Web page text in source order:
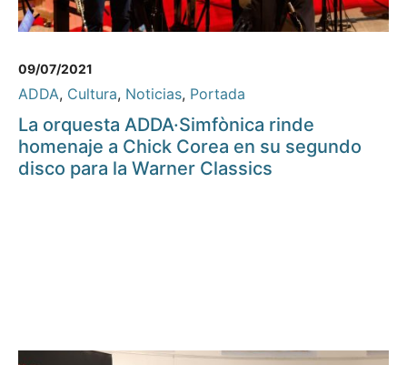
09/07/2021
ADDA, Cultura, Noticias, Portada
La orquesta ADDA·Simfònica rinde
homenaje a Chick Corea en su segundo
disco para la Warner Classics